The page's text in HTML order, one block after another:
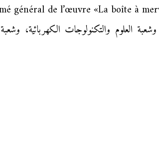
العلوم والتكنولوجات الكهربائية،